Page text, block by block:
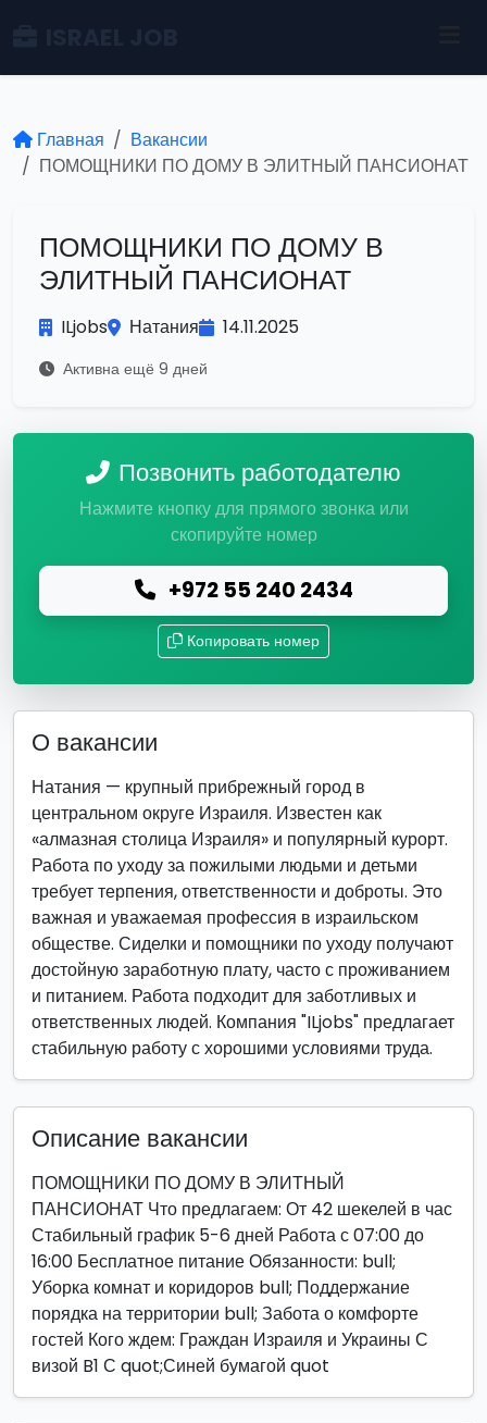
Главная
Вакансии
ПОМОЩНИКИ ПО ДОМУ В ЭЛИТНЫЙ ПАНСИОНАТ
ПОМОЩНИКИ ПО ДОМУ В
ЭЛИТНЫЙ ПАНСИОНАТ
ILjobs Натания 14.11.2025
Активна ещё 9 дней
Позвонить работодателю
Нажмите кнопку для прямого звонка или
скопируйте номер
+972 55 240 2434
Копировать номер
О вакансии
Натания — крупный прибрежный город в
центральном округе Израиля. Известен как
«алмазная столица Израиля» и популярный курорт.
Работа по уходу за пожилыми людьми и детьми
требует терпения, ответственности и доброты. Это
важная и уважаемая профессия в израильском
обществе. Сиделки и помощники по уходу получают
достойную заработную плату, часто с проживанием
и питанием. Работа подходит для заботливых и
ответственных людей. Компания "ILjobs" предлагает
стабильную работу с хорошими условиями труда.
Описание вакансии
ПОМОЩНИКИ ПО ДОМУ В ЭЛИТНЫЙ
ПАНСИОНАТ Что предлагаем: От 42 шекелей в час
Стабильный график 5-6 дней Работа с 07:00 до
16:00 Бесплатное питание Обязанности: bull;
Уборка комнат и коридоров bull; Поддержание
порядка на территории bull; Забота о комфорте
гостей Кого ждем: Граждан Израиля и Украины С
визой B1 С quot;Синей бумагой quot